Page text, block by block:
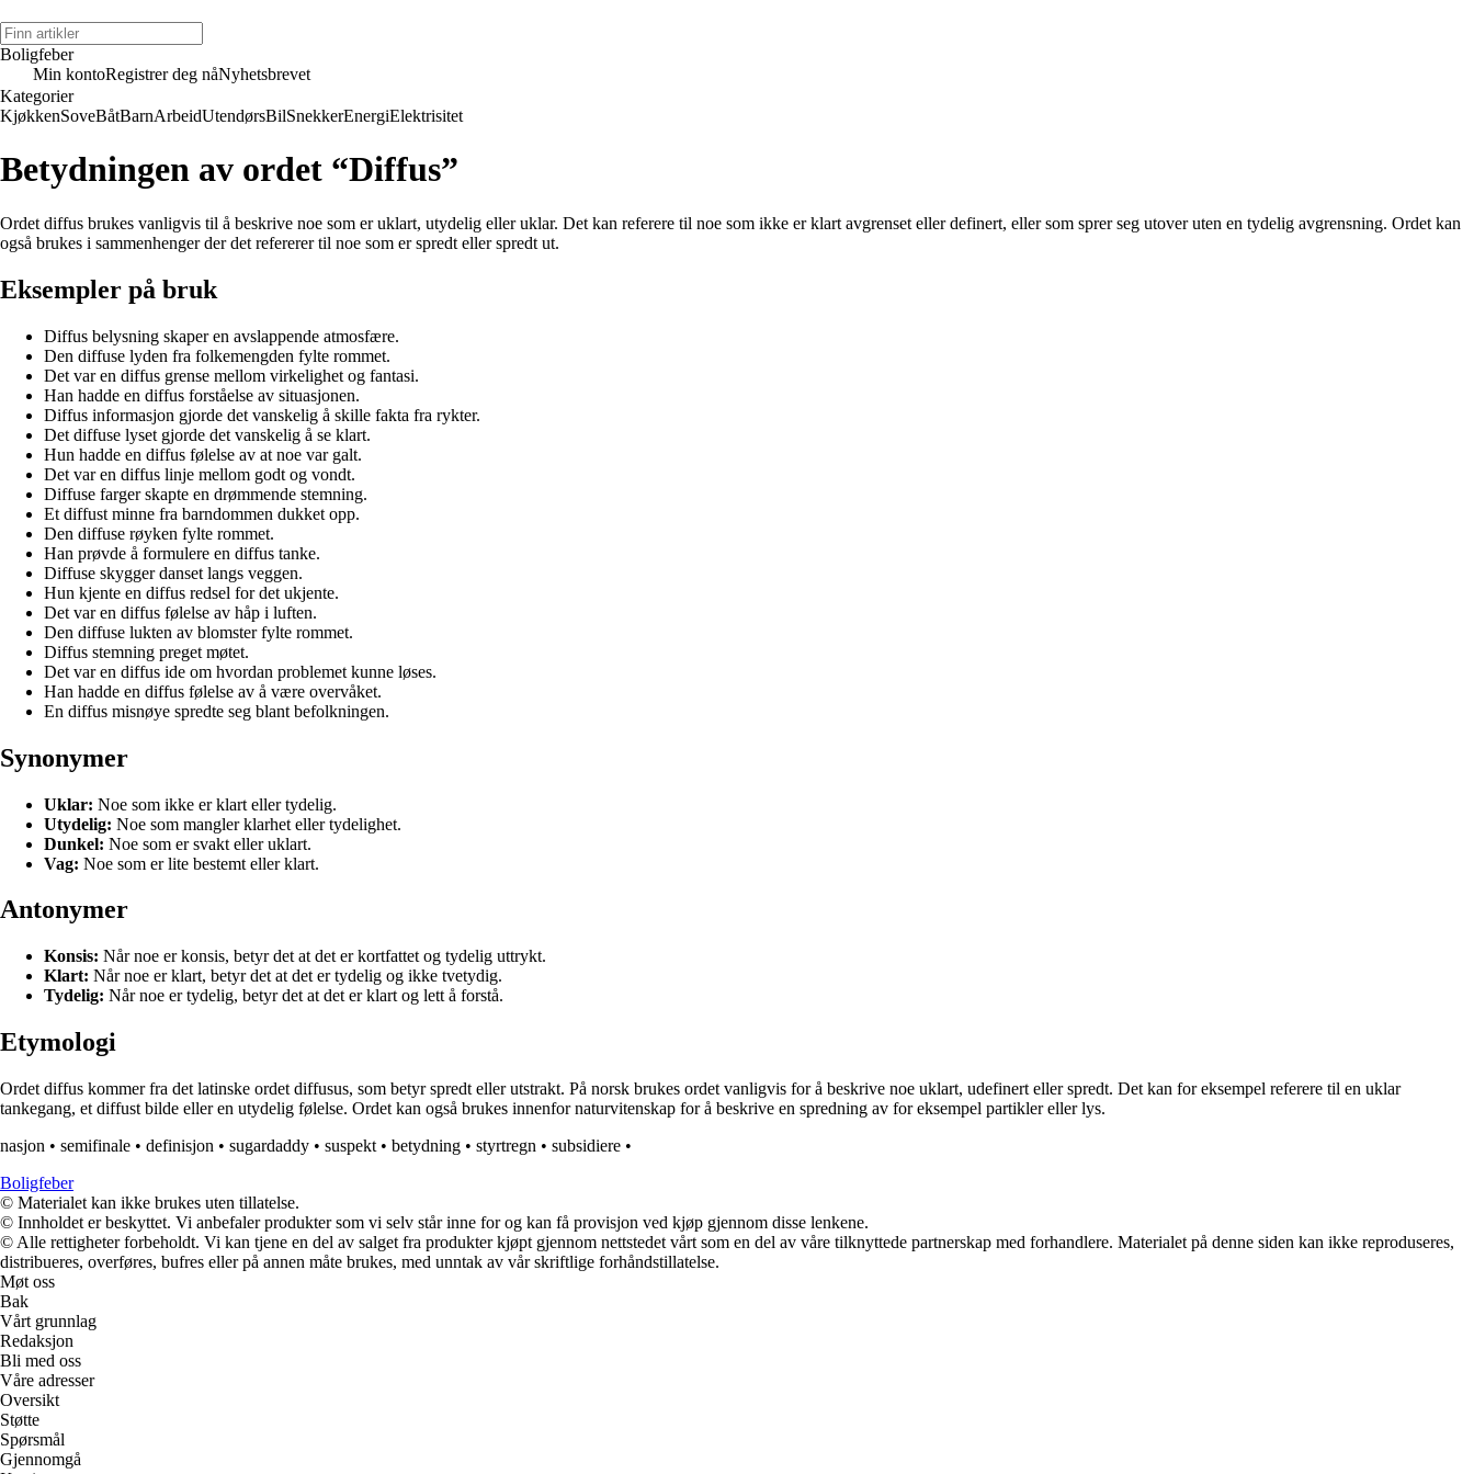
Boligfeber
Min kontoRegistrer deg nåNyhetsbrevet
Kategorier
KjøkkenSoveBåtBarnArbeidUtendørsBilSnekkerEnergiElektrisitet
Betydningen av ordet “Diffus”
Ordet diffus brukes vanligvis til å beskrive noe som er uklart, utydelig eller uklar. Det kan referere til noe som ikke er klart avgrenset eller definert, eller som sprer seg utover uten en tydelig avgrensning. Ordet kan
også brukes i sammenhenger der det refererer til noe som er spredt eller spredt ut.
Eksempler på bruk
Diffus belysning skaper en avslappende atmosfære.
Den diffuse lyden fra folkemengden fylte rommet.
Det var en diffus grense mellom virkelighet og fantasi.
Han hadde en diffus forståelse av situasjonen.
Diffus informasjon gjorde det vanskelig å skille fakta fra rykter.
Det diffuse lyset gjorde det vanskelig å se klart.
Hun hadde en diffus følelse av at noe var galt.
Det var en diffus linje mellom godt og vondt.
Diffuse farger skapte en drømmende stemning.
Et diffust minne fra barndommen dukket opp.
Den diffuse røyken fylte rommet.
Han prøvde å formulere en diffus tanke.
Diffuse skygger danset langs veggen.
Hun kjente en diffus redsel for det ukjente.
Det var en diffus følelse av håp i luften.
Den diffuse lukten av blomster fylte rommet.
Diffus stemning preget møtet.
Det var en diffus ide om hvordan problemet kunne løses.
Han hadde en diffus følelse av å være overvåket.
En diffus misnøye spredte seg blant befolkningen.
Synonymer
Uklar: Noe som ikke er klart eller tydelig.
Utydelig: Noe som mangler klarhet eller tydelighet.
Dunkel: Noe som er svakt eller uklart.
Vag: Noe som er lite bestemt eller klart.
Antonymer
Konsis: Når noe er konsis, betyr det at det er kortfattet og tydelig uttrykt.
Klart: Når noe er klart, betyr det at det er tydelig og ikke tvetydig.
Tydelig: Når noe er tydelig, betyr det at det er klart og lett å forstå.
Etymologi
Ordet diffus kommer fra det latinske ordet diffusus, som betyr spredt eller utstrakt. På norsk brukes ordet vanligvis for å beskrive noe uklart, udefinert eller spredt. Det kan for eksempel referere til en uklar
tankegang, et diffust bilde eller en utydelig følelse. Ordet kan også brukes innenfor naturvitenskap for å beskrive en spredning av for eksempel partikler eller lys.
nasjon • semifinale • definisjon • sugardaddy • suspekt • betydning • styrtregn • subsidiere •
Boligfeber
© Materialet kan ikke brukes uten tillatelse.
© Innholdet er beskyttet. Vi anbefaler produkter som vi selv står inne for og kan få provisjon ved kjøp gjennom disse lenkene.
© Alle rettigheter forbeholdt. Vi kan tjene en del av salget fra produkter kjøpt gjennom nettstedet vårt som en del av våre tilknyttede partnerskap med forhandlere. Materialet på denne siden kan ikke reproduseres,
distribueres, overføres, bufres eller på annen måte brukes, med unntak av vår skriftlige forhåndstillatelse.
Møt oss
Bak
Vårt grunnlag
Redaksjon
Bli med oss
Våre adresser
Oversikt
Støtte
Spørsmål
Gjennomgå